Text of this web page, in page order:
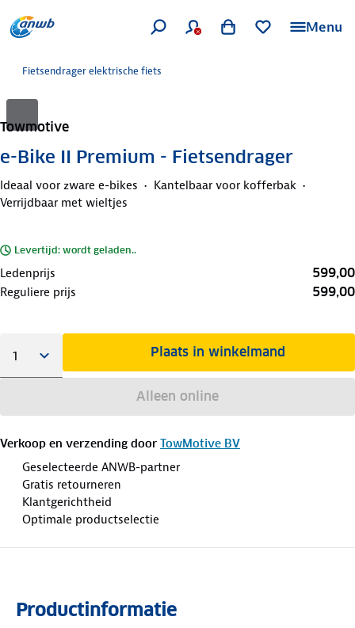
Menu
Fietsendrager elektrische fiets
Towmotive
e-Bike II Premium - Fietsendrager
Ideaal voor zware e-bikes
Kantelbaar voor kofferbak
Verrijdbaar met wieltjes
Levertijd: wordt geladen..
Ledenprijs 599,00
Reguliere prijs 599,00
Plaats in winkelmand
Alleen online
Verkoop en verzending door TowMotive BV
Geselecteerde ANWB-partner
Gratis retourneren
Klantgerichtheid
Optimale productselectie
Productinformatie